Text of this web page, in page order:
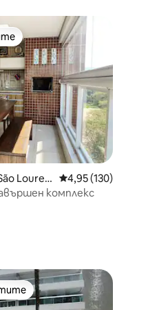
Louren
Средна оценка: 4,95
4,95 (130)
комплекс
на гостите